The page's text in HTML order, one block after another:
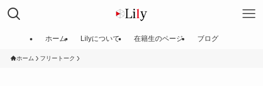
ホーム Lilyについて 在籍生のページ ブログ
ホーム フリートーク